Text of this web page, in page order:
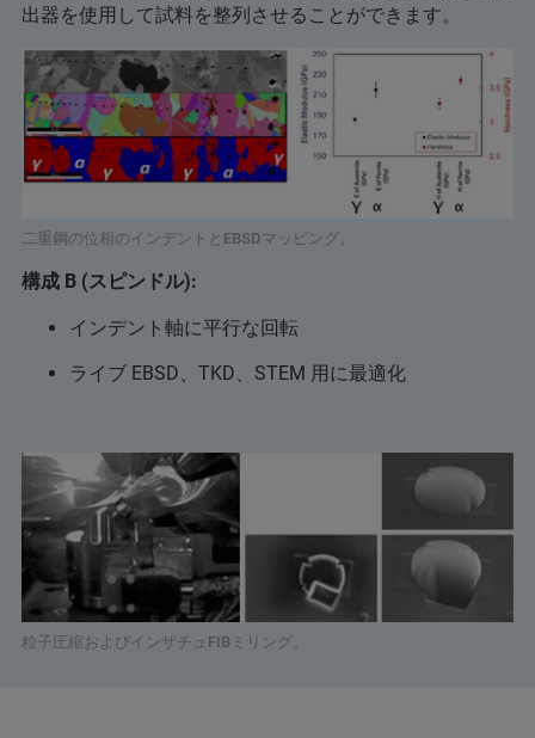
出器を使用して試料を整列させることができます。
二重鋼の位相のインデントとEBSDマッピング。
構成 B (スピンドル):
インデント軸に平行な回転
ライブ EBSD、TKD、STEM 用に最適化
粒子圧縮およびインザチュFIBミリング。